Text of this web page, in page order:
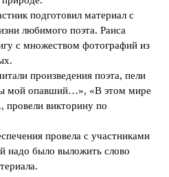
подготовил материал с
любимого поэта. Раиса
с множеством фотографий из
произведения поэта, пели
мой опавший…», «В этом мире
провели викторину по
провела с участниками
надо было выложить слово